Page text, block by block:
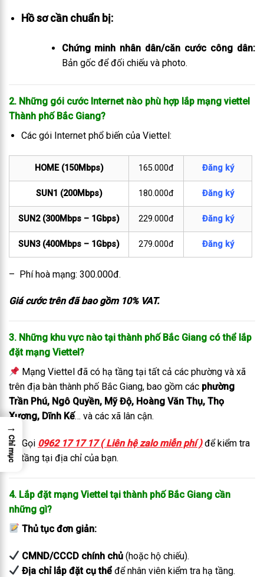
Hồ sơ cần chuẩn bị:
Chứng minh nhân dân/căn cước công dân:
Bản gốc để đối chiếu và photo.
2. Những gói cước Internet nào phù hợp lắp mạng viettel
Thành phố Bắc Giang?
Các gói Internet phổ biến của Viettel:
HOME (150Mbps) 165.000đ Đăng ký
SUN1 (200Mbps) 180.000đ Đăng ký
SUN2 (300Mbps – 1Gbps) 229.000đ Đăng ký
SUN3 (400Mbps – 1Gbps) 279.000đ Đăng ký
– Phí hoà mạng: 300.000đ.
Giá cước trên đã bao gồm 10% VAT.
3. Những khu vực nào tại thành phố Bắc Giang có thể lắp
đặt mạng Viettel?
Mạng Viettel đã có hạ tầng tại tất cả các phường và xã
trên địa bàn thành phố Bắc Giang, bao gồm các phường
Trần Phú, Ngô Quyền, Mỹ Độ, Hoàng Văn Thụ, Thọ
Xương, Dĩnh Kế… và các xã lân cận.
Gọi 0962 17 17 17 ( Liên hệ zalo miễn phí )để kiểm tra
hạ tầng tại địa chỉ của bạn.
4. Lắp đặt mạng Viettel tại thành phố Bắc Giang cần
những gì?
Thủ tục đơn giản:
CMND/CCCD chính chủ (hoặc hộ chiếu).
Địa chỉ lắp đặt cụ thểđể nhân viên kiểm tra hạ tầng.
→
Chỉ mục